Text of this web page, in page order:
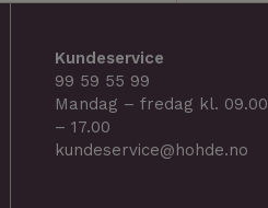
Kundeservice
99 59 55 99
Mandag – fredag kl. 09.00
– 17.00
kundeservice@hohde.no